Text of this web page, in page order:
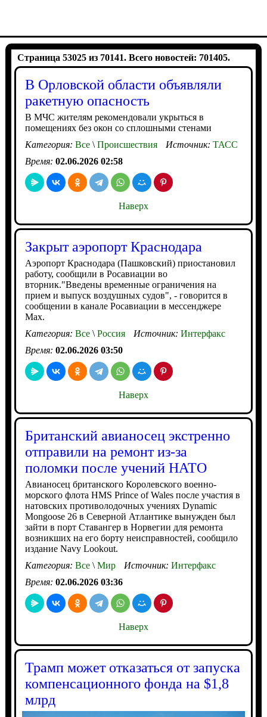
Страница 53025 из 70141. Всего новостей: 701405.
В Орловской области объявляли
ракетную опасность
В МЧС жителям рекомендовали укрыться в
помещениях без окон со сплошными стенами
Категория: Все\Происшествия Источник: ТАСС
Время: 02.06.2026 02:58
Наверх
Закрыт аэропорт Краснодара
Аэропорт Краснодара (Пашковский) приостановил
работу, сообщили в Росавиации во
вторник."Введены временные ограничения на
прием и выпуск воздушных судов", - говорится в
сообщении в канале Росавиации в мессенджере
Max.
Категория: Все\Россия Источник: Интерфакс
Время: 02.06.2026 03:50
Наверх
Британский авианосец экстренно
отправили на ремонт из-за
поломки после учений НАТО
Авианосец британского Королевского военно-
морского флота HMS Prince of Wales после участия в
натовских противолодочных учениях Dynamic
Mongoose 26 в Северной Атлантике вынужден был
зайти в порт Ставангер в Норвегии для ремонта
возникших на его борту неисправностей, сообщило
издание Navy Lookout.
Категория: Все\Мир Источник: Интерфакс
Время: 02.06.2026 03:36
Наверх
Трамп может отказаться от запуска
компенсационного фонда на $1,8
млрд